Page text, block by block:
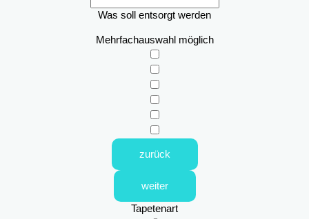
Was soll entsorgt werden
Mehrfachauswahl möglich
zurück
weiter
Tapetenart